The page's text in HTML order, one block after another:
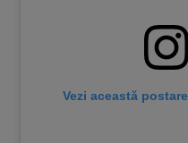
Vezi această